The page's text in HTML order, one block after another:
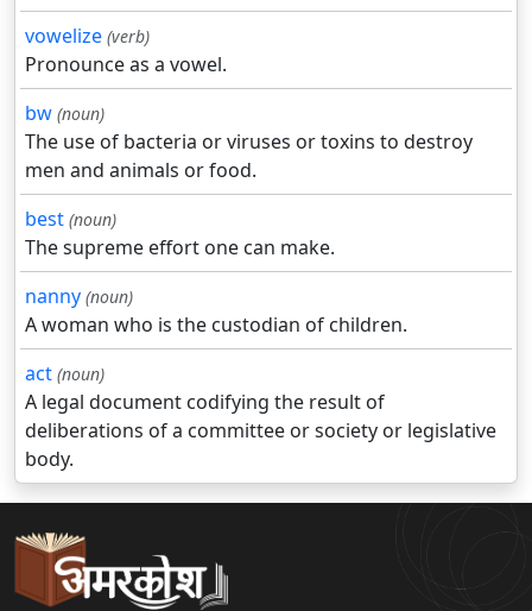
vowelize (verb)
Pronounce as a vowel.
bw (noun)
The use of bacteria or viruses or toxins to destroy
men and animals or food.
best (noun)
The supreme effort one can make.
nanny (noun)
A woman who is the custodian of children.
act (noun)
A legal document codifying the result of
deliberations of a committee or society or legislative
body.